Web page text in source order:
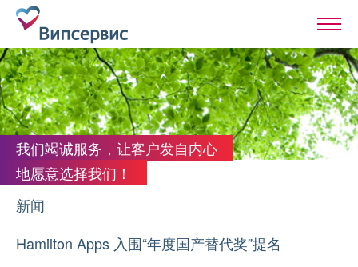
我们竭诚服务，让客户发自内心
地愿意选择我们！
新闻
Hamilton Apps 入围“年度国产替代奖”提名